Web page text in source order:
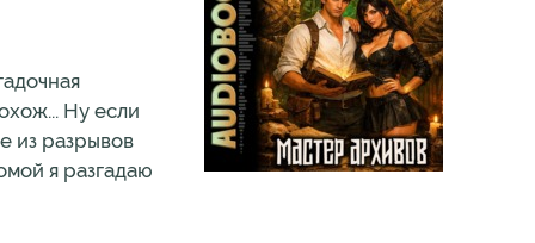
Ну если
из разрывов
я разгадаю